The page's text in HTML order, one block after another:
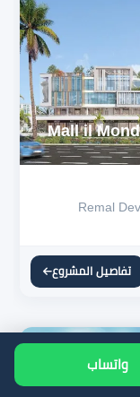
تفاصيل المشروع
واتساب